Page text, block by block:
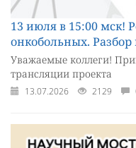
13 июля в 15:00 мск!
онкобольных. Разбор
Уважаемые коллеги!
трансляции проекта
13.07.2026 2129